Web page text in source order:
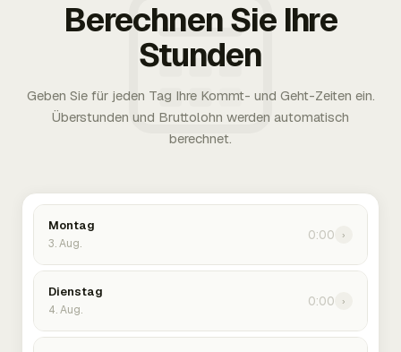
Berechnen Sie Ihre
Stunden
Geben Sie für jeden Tag Ihre Kommt- und Geht-Zeiten ein.
Überstunden und Bruttolohn werden automatisch
berechnet.
Montag
3. Aug.
0:00 ›
Dienstag
4. Aug.
0:00 ›